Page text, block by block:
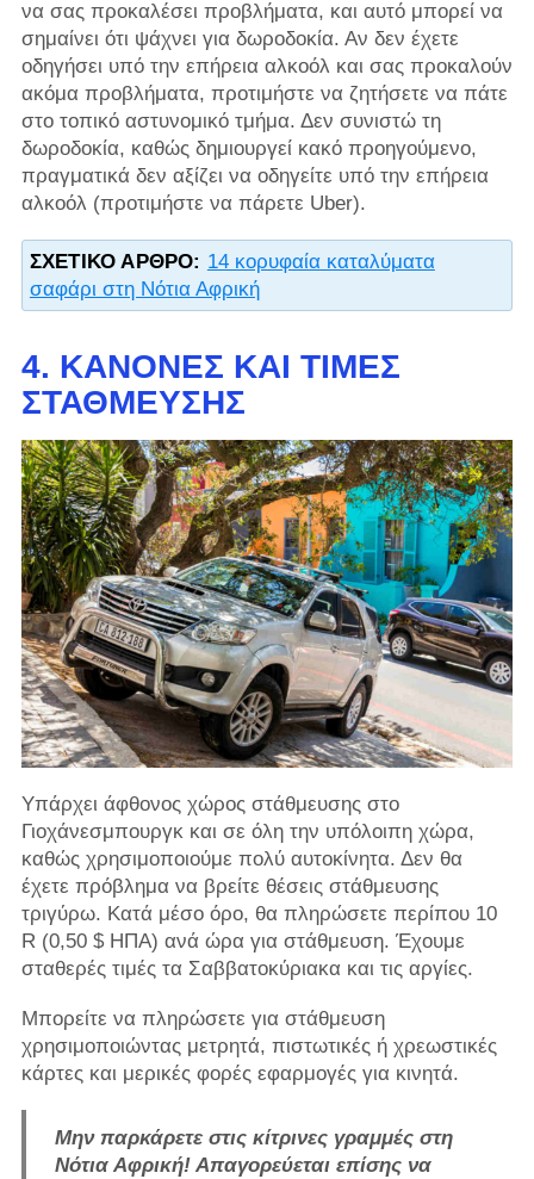
να σας προκαλέσει προβλήματα, και αυτό μπορεί να
σημαίνει ότι ψάχνει για δωροδοκία. Αν δεν έχετε
οδηγήσει υπό την επήρεια αλκοόλ και σας προκαλούν
ακόμα προβλήματα, προτιμήστε να ζητήσετε να πάτε
στο τοπικό αστυνομικό τμήμα. Δεν συνιστώ τη
δωροδοκία, καθώς δημιουργεί κακό προηγούμενο,
πραγματικά δεν αξίζει να οδηγείτε υπό την επήρεια
αλκοόλ (προτιμήστε να πάρετε Uber).
ΣΧΕΤΙΚΌ ΆΡΘΡΟ: 14 κορυφαία καταλύματα
σαφάρι στη Νότια Αφρική
4. ΚΑΝΌΝΕΣ ΚΑΙ ΤΙΜΈΣ
ΣΤΆΘΜΕΥΣΗΣ
Υπάρχει άφθονος χώρος στάθμευσης στο
Γιοχάνεσμπουργκ και σε όλη την υπόλοιπη χώρα,
καθώς χρησιμοποιούμε πολύ αυτοκίνητα. Δεν θα
έχετε πρόβλημα να βρείτε θέσεις στάθμευσης
τριγύρω. Κατά μέσο όρο, θα πληρώσετε περίπου 10
R (0,50 $ ΗΠΑ) ανά ώρα για στάθμευση. Έχουμε
σταθερές τιμές τα Σαββατοκύριακα και τις αργίες.
Μπορείτε να πληρώσετε για στάθμευση
χρησιμοποιώντας μετρητά, πιστωτικές ή χρεωστικές
κάρτες και μερικές φορές εφαρμογές για κινητά.
Μην παρκάρετε στις κίτρινες γραμμές στη
Νότια Αφρική! Απαγορεύεται επίσης να